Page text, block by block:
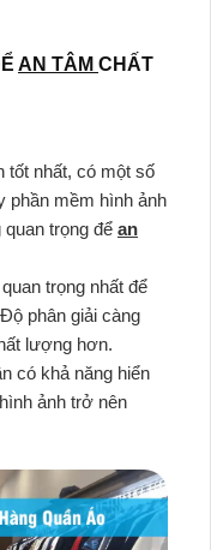
AN TÂM CHẤT
tốt nhất, có một số
phần mềm hình ảnh
trọng để an
trọng nhất để
phân giải càng
lượng hơn.
có khả năng hiển
ảnh trở nên